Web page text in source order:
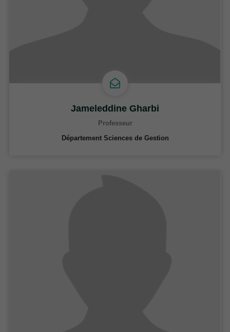
Jameleddine Gharbi
Professeur
Département Sciences de Gestion